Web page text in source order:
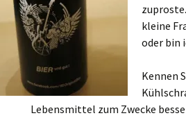
kleine
oder bin
Kennen
Lebensmittel zum Zwecke